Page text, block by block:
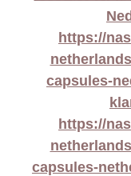
https://
capsules-
https://
capsules-